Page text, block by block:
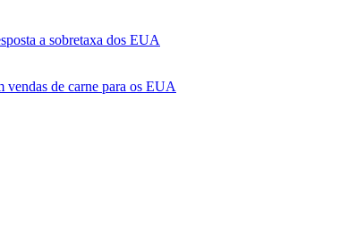
a sobretaxa dos EUA
de carne para os EUA